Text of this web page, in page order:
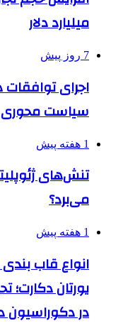
میلیارد دلار
7 روز پیش
اجرای توافقات
سیاست محوری
1 هفته پیش
تنش‌های
می‌برد؟
1 هفته پیش
انواع قاب
یورتان
در دکوراسیون